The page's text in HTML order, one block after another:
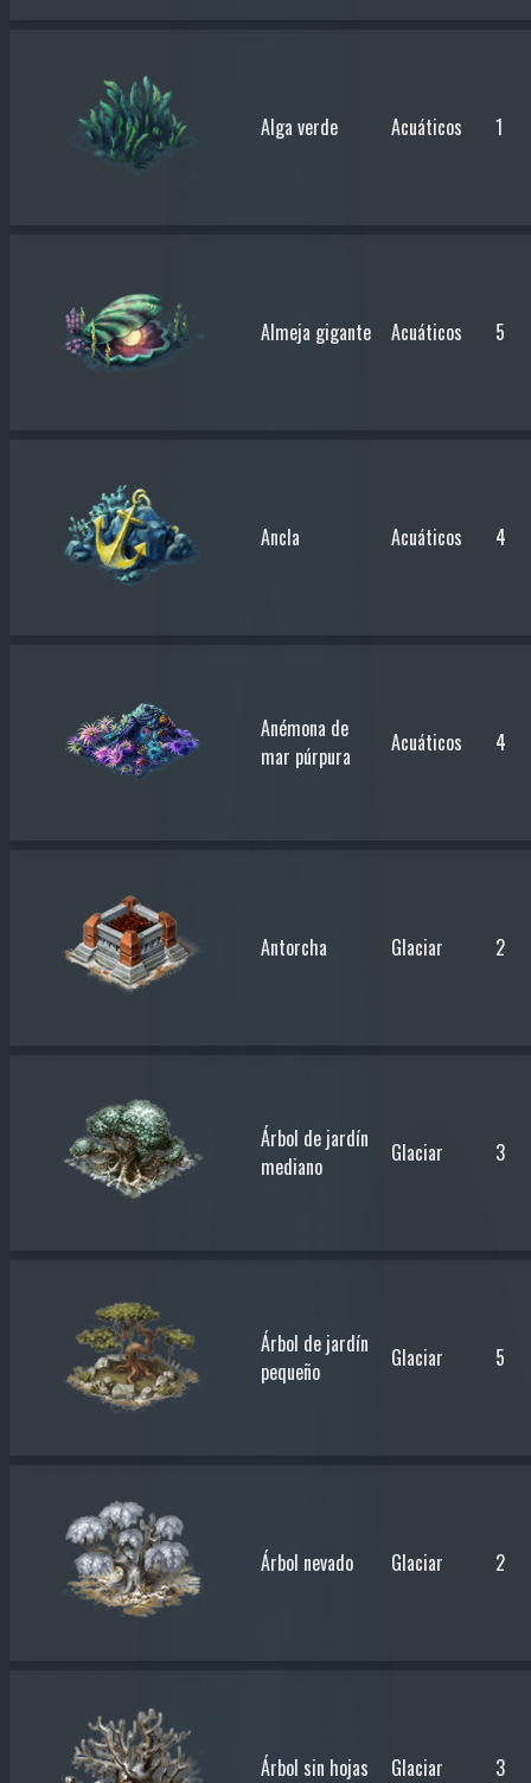
Alga verde Acuáticos 1
Almeja gigante Acuáticos 5
Ancla Acuáticos 4
Anémona de
mar púrpura
Acuáticos 4
Antorcha Glaciar 2
Árbol de jardín
mediano
Glaciar 3
Árbol de jardín
pequeño
Glaciar 5
Árbol nevado Glaciar 2
Árbol sin hojas Glaciar 3